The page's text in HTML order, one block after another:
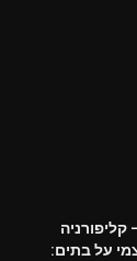
על בתים: